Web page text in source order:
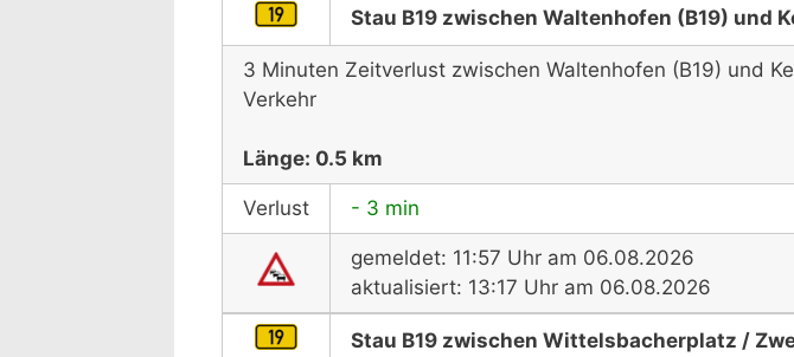
Stau B19 zwischen Waltenhofen (B19) und
3 Minuten Zeitverlust zwischen Waltenhofen (B19) und
Verkehr
Länge: 0.5 km
Verlust - 3 min
gemeldet: 11:57 Uhr am 06.08.2026
aktualisiert: 13:17 Uhr am 06.08.2026
Stau B19 zwischen Wittelsbacherplatz /